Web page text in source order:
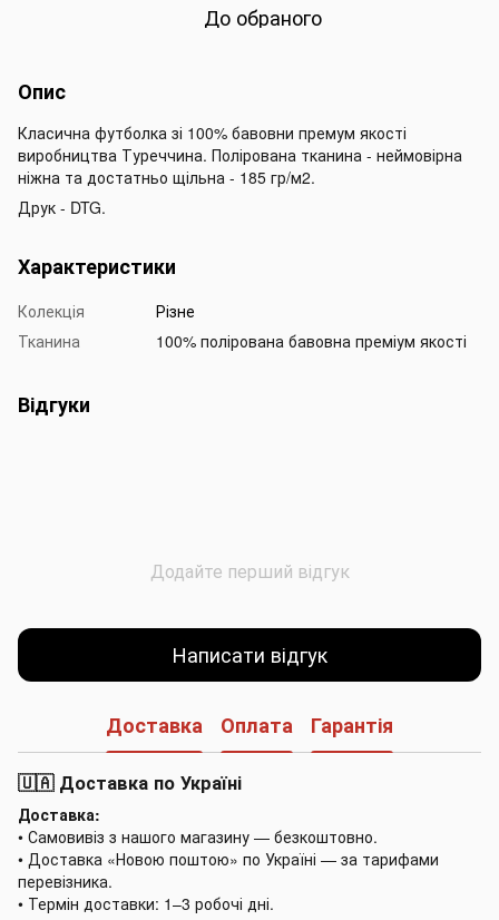
До обраного
Опис
Класична футболка зі 100% бавовни премум якості
виробництва Туреччина. Полірована тканина - неймовірна
ніжна та достатньо щільна - 185 гр/м2.
Друк - DTG.
Характеристики
Колекція
Різне
Тканина
100% полірована бавовна преміум якості
Відгуки
Додайте перший відгук
Написати відгук
Доставка Оплата Гарантія
🇺🇦 Доставка по Україні
Доставка:
• Самовивіз з нашого магазину — безкоштовно.
• Доставка «Новою поштою» по Україні — за тарифами
перевізника.
• Термін доставки: 1–3 робочі дні.